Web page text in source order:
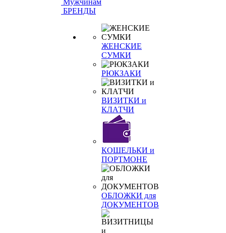
Мужчинам
БРЕНДЫ
ЖЕНСКИЕ
СУМКИ
РЮКЗАКИ
ВИЗИТКИ и
КЛАТЧИ
КОШЕЛЬКИ и
ПОРТМОНЕ
ОБЛОЖКИ для
ДОКУМЕНТОВ